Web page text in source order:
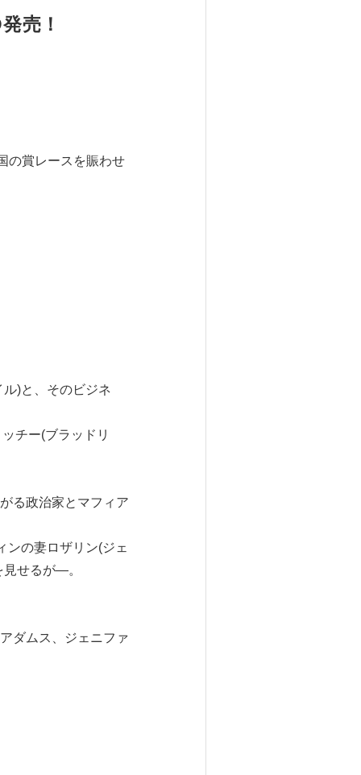
売！
の賞レースを賑わせ
)と、そのビジネ
チー(ブラッドリ
る政治家とマフィア
ンの妻ロザリン(ジェ
せるが―。
ダムス、ジェニファ